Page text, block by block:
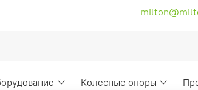
Колесные опоры